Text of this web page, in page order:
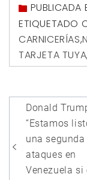
PUBLICADA
ETIQUETADO
CARNICERÍAS,
TARJETA TUYA,
de
Donald
“Estamos
una
ataques en
Venezuela si